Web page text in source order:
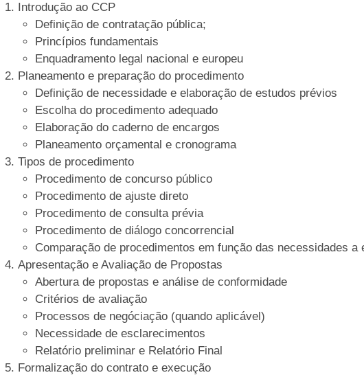
Introdução ao CCP
Definição de contratação pública;
Princípios fundamentais
Enquadramento legal nacional e europeu
Planeamento e preparação do procedimento
Definição de necessidade e elaboração de estudos prévios
Escolha do procedimento adequado
Elaboração do caderno de encargos
Planeamento orçamental e cronograma
Tipos de procedimento
Procedimento de concurso público
Procedimento de ajuste direto
Procedimento de consulta prévia
Procedimento de diálogo concorrencial
Comparação de procedimentos em função das necessidades a
Apresentação e Avaliação de Propostas
Abertura de propostas e análise de conformidade
Critérios de avaliação
Processos de negóciação (quando aplicável)
Necessidade de esclarecimentos
Relatório preliminar e Relatório Final
Formalização do contrato e execução